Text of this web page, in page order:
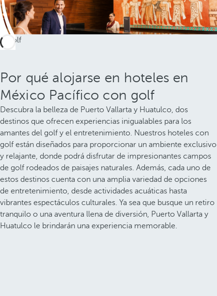
Por qué alojarse en hoteles en
México Pacífico con golf
Descubra la belleza de Puerto Vallarta y Huatulco, dos
destinos que ofrecen experiencias inigualables para los
amantes del golf y el entretenimiento. Nuestros hoteles con
golf están diseñados para proporcionar un ambiente exclusivo
y relajante, donde podrá disfrutar de impresionantes campos
de golf rodeados de paisajes naturales. Además, cada uno de
estos destinos cuenta con una amplia variedad de opciones
de entretenimiento, desde actividades acuáticas hasta
vibrantes espectáculos culturales. Ya sea que busque un retiro
tranquilo o una aventura llena de diversión, Puerto Vallarta y
Huatulco le brindarán una experiencia memorable.